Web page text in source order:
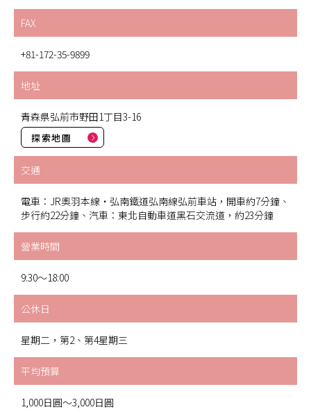
FAX
+81-172-35-9899
地址
青森県弘前市野田1丁目3-16
探索地圖
交通
電車：JR奧羽本線・弘南鐵道弘南線弘前車站，開車約7分鐘、
步行約22分鐘、汽車：東北自動車道黑石交流道，約23分鐘
營業時間
9:30～18:00
公休日
星期二，第2、第4星期三
平均預算
1,000日圓～3,000日圓